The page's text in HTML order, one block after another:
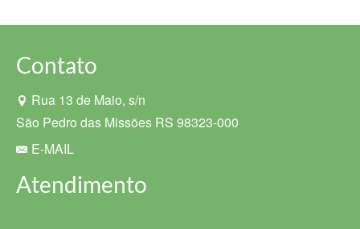
Contato
Rua 13 de Maio, s/n
São Pedro das Missões RS 98323-000
E-MAIL
Atendimento